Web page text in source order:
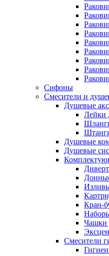
Сифоны
Смесители и
Душевые
Лейки
Душевые
Душевые
Кран-
Чашки
Смесители